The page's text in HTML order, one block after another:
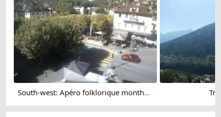
South-west: Apéro folklorique montheysan - Place Centrale